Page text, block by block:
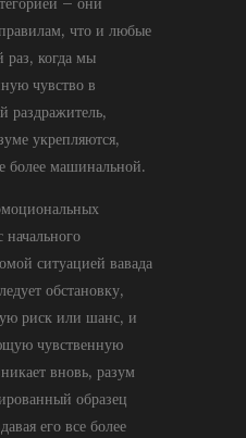
что и любые
раз, когда мы
чувство в
раздражитель,
укрепляются,
более машинальной.
начального
ситуацией вавада
обстановку,
риск или шанс, и
чувственную
вновь, разум
образец
его все более